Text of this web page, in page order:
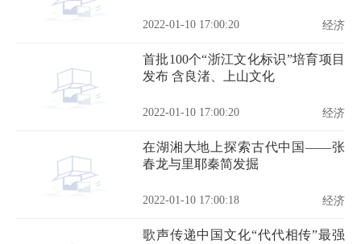
2022-01-10 17:00:20 经济
首批100个“浙江文化标识”培育项目
发布 含良渚、上山文化
2022-01-10 17:00:20 经济
在湖湘大地上探索古代中国——张
春龙与里耶秦简发掘
2022-01-10 17:00:18 经济
歌声传递中国文化“代代相传”最强